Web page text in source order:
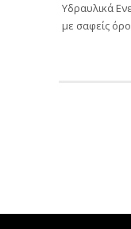
Υδραυλικά
με σαφείς